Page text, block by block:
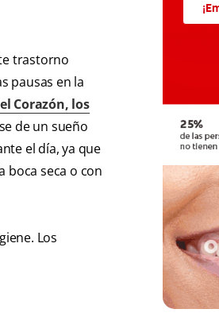
trastorno
pausas en la
Corazón, los
de un sueño
el día, ya que
boca seca o con
Los